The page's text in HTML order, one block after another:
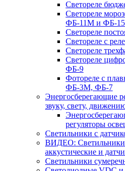
Светореле
Светореле
ФБ-11М и ФБ-15
Светореле
Светореле с
Светореле
Светореле
ФБ-9
Фотореле с
ФБ-3М, ФБ-7
Энергосберегающие
звуку, свету,
регуляторы
Светильники с
ВИДЕО: Светильники
аккустические и
Светильники